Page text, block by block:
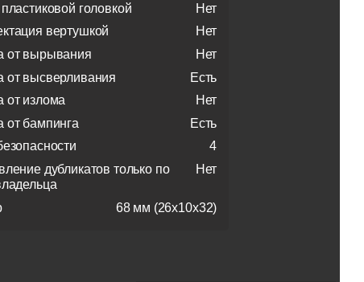
головкой
Нет
вертушкой
Нет
от вырывания
Нет
от высверливания
Есть
от излома
Нет
от бампинга
Есть
4
дубликатов только по
Нет
68 мм (26х10х32)